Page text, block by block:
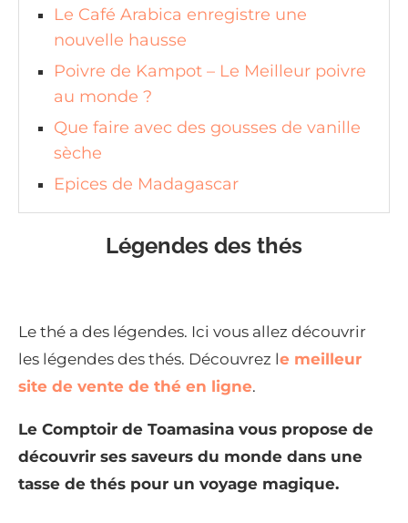
Le Café Arabica enregistre une
nouvelle hausse
Poivre de Kampot – Le Meilleur poivre
au monde ?
Que faire avec des gousses de vanille
sèche
Epices de Madagascar
Légendes des thés
Le thé a des légendes. Ici vous allez découvrir
les légendes des thés. Découvrez le meilleur
site de vente de thé en ligne.
Le Comptoir de Toamasina vous propose de
découvrir ses saveurs du monde dans une
tasse de thés pour un voyage magique.